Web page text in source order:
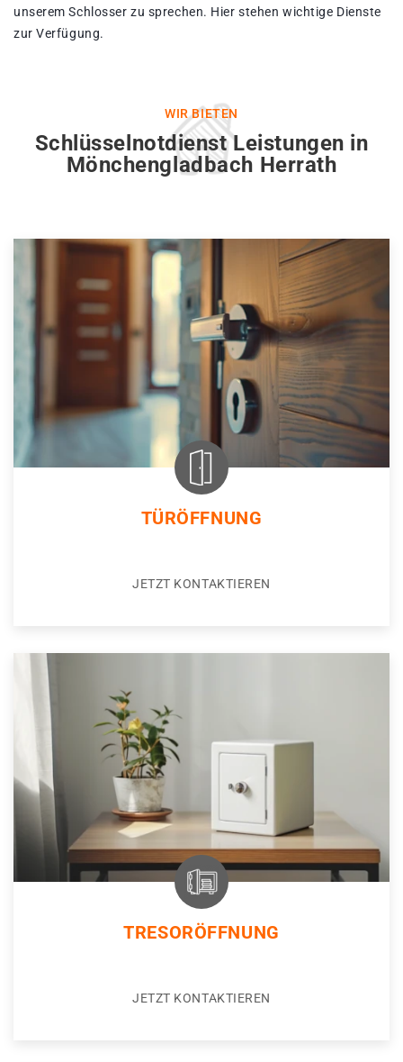
unserem Schlosser zu sprechen. Hier stehen wichtige Dienste
zur Verfügung.
WIR BIETEN
Schlüsselnotdienst Leistungen in
Mönchengladbach Herrath
TÜRÖFFNUNG
JETZT KONTAKTIEREN
TRESORÖFFNUNG
JETZT KONTAKTIEREN